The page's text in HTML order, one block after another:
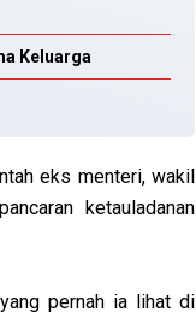
Keluarga
eks menteri, wakil
ketauladanan
pernah ia lihat di